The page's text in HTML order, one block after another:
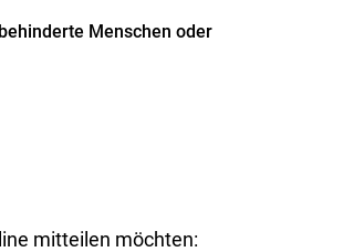
Menschen oder
mitteilen möchten: